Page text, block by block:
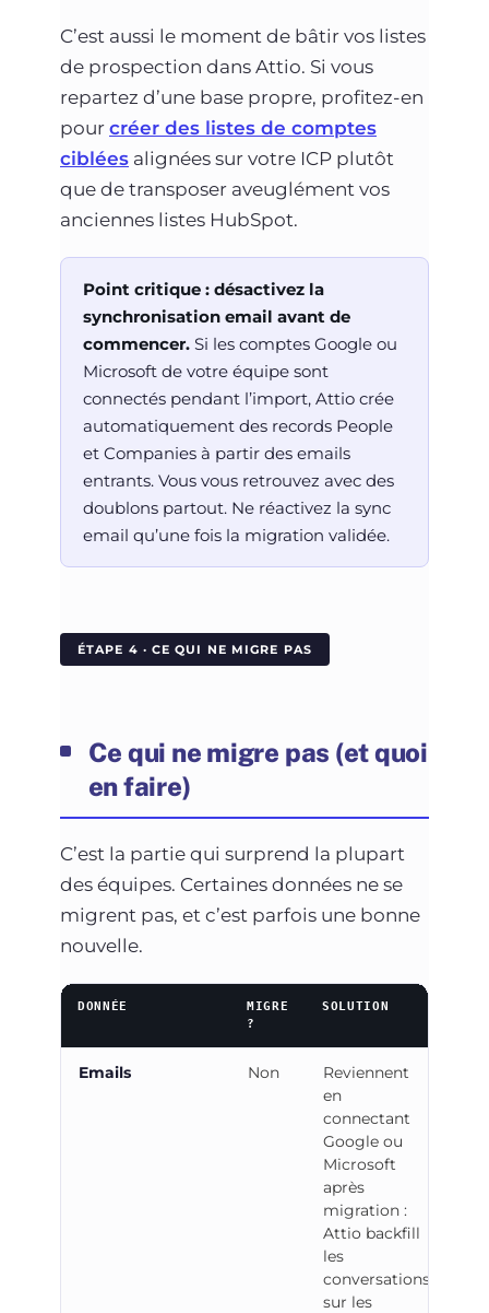
C’est aussi le moment de bâtir vos listes
de prospection dans Attio. Si vous
repartez d’une base propre, profitez-en
pour créer des listes de comptes
ciblées alignées sur votre ICP plutôt
que de transposer aveuglément vos
anciennes listes HubSpot.
Point critique : désactivez la
synchronisation email avant de
commencer. Si les comptes Google ou
Microsoft de votre équipe sont
connectés pendant l’import, Attio crée
automatiquement des records People
et Companies à partir des emails
entrants. Vous vous retrouvez avec des
doublons partout. Ne réactivez la sync
email qu’une fois la migration validée.
ÉTAPE 4 · CE QUI NE MIGRE PAS
Ce qui ne migre pas (et quoi
en faire)
C’est la partie qui surprend la plupart
des équipes. Certaines données ne se
migrent pas, et c’est parfois une bonne
nouvelle.
DONNÉE
MIGRE
?
SOLUTION
Emails Non
Reviennent
en
connectant
Google ou
Microsoft
après
migration :
Attio backfill
les
conversations
sur les